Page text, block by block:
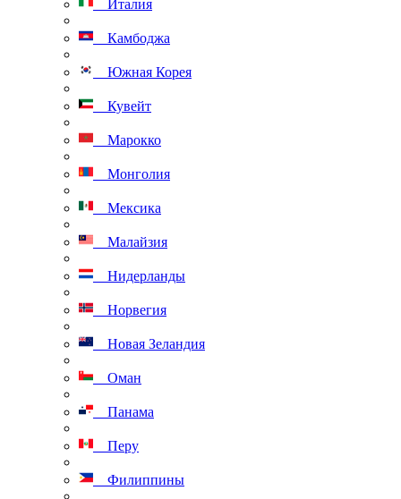
Италия
Камбоджа
Южная Корея
Кувейт
Марокко
Монголия
Мексика
Малайзия
Нидерланды
Норвегия
Новая Зеландия
Оман
Панама
Перу
Филиппины